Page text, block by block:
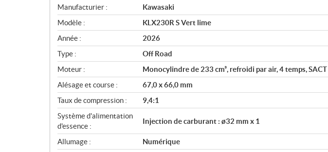
S
p
é
c
i
f
i
c
a
t
i
o
n
s
Manufacturier :
Kawasaki
Modèle :
KLX230R S Vert lime
Année :
2026
Type :
Off Road
Moteur :
Monocylindre de 233 cm³, refroidi par air, 4 temps,
Alésage et course :
67,0 x 66,0 mm
Taux de compression :
9,4:1
Système d'alimentation
d'essence :
Injection de carburant : ø32 mm x 1
Allumage :
Numérique